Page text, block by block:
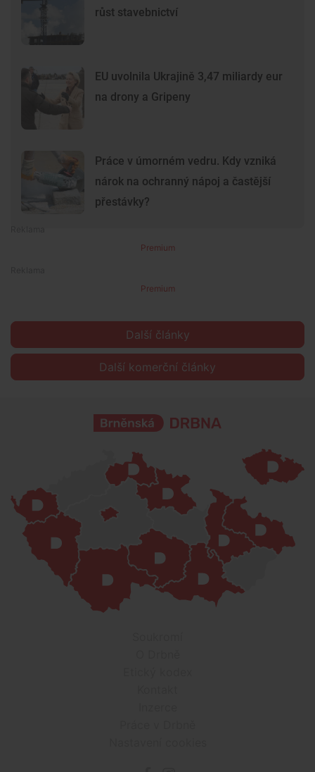
růst stavebnictví
EU uvolnila Ukrajině 3,47 miliardy eur
na drony a Gripeny
Práce v úmorném vedru. Kdy vzniká
nárok na ochranný nápoj a častější
přestávky?
Premium
Premium
Další články
Další komerční články